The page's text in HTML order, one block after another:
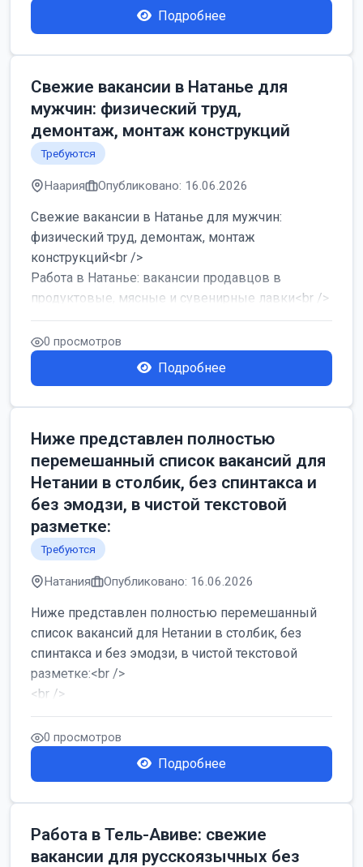
Подробнее
Свежие вакансии в Натанье для
мужчин: физический труд,
демонтаж, монтаж конструкций
Требуются
Наария Опубликовано: 16.06.2026
Свежие вакансии в Натанье для мужчин:
физический труд, демонтаж, монтаж
конструкций<br />
Работа в Натанье: вакансии продавцов в
продуктовые, мясные и сувенирные лавки<br />
Разнорабочий на сборку м...
0 просмотров
Подробнее
Ниже представлен полностью
перемешанный список вакансий для
Нетании в столбик, без спинтакса и
без эмодзи, в чистой текстовой
разметке:
Требуются
Натания Опубликовано: 16.06.2026
Ниже представлен полностью перемешанный
список вакансий для Нетании в столбик, без
спинтакса и без эмодзи, в чистой текстовой
разметке:<br />
<br />
Работа в Нетании на мебельном производстве:
требу...
0 просмотров
Подробнее
Работа в Тель-Авиве: свежие
вакансии для русскоязычных без